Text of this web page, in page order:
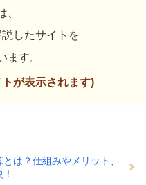
、
したサイトを
ます。
が表示されます)
は？仕組みやメリット、